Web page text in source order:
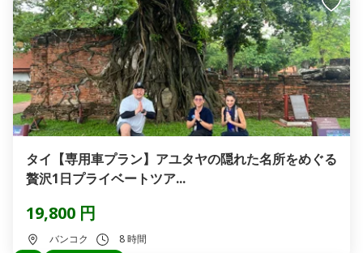
タイ【専用車プラン】アユタヤの隠れた名所をめぐる
贅沢1日プライベートツア...
19,800 円
バンコク 8 時間